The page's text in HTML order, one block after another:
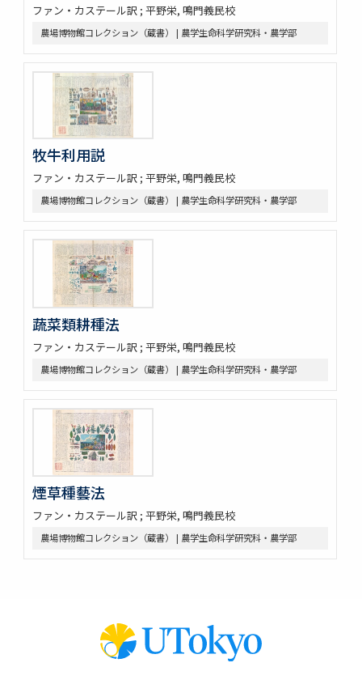
ファン・カステール訳 ; 平野栄, 鳴門義民校
農場博物館コレクション（蔵書） | 農学生命科学研究科・農学部
牧牛利用説
ファン・カステール訳 ; 平野栄, 鳴門義民校
農場博物館コレクション（蔵書） | 農学生命科学研究科・農学部
蔬菜類耕種法
ファン・カステール訳 ; 平野栄, 鳴門義民校
農場博物館コレクション（蔵書） | 農学生命科学研究科・農学部
煙草種藝法
ファン・カステール訳 ; 平野栄, 鳴門義民校
農場博物館コレクション（蔵書） | 農学生命科学研究科・農学部